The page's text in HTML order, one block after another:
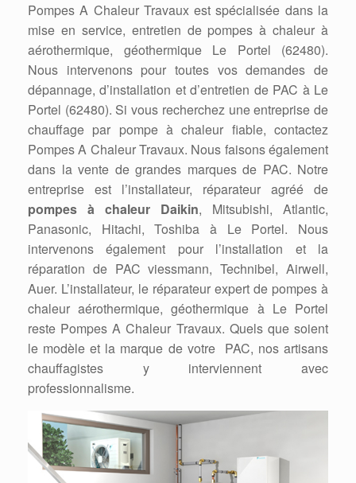
Pompes A Chaleur Travaux est spécialisée dans la
mise en service, entretien de pompes à chaleur à
aérothermique, géothermique Le Portel (62480).
Nous intervenons pour toutes vos demandes de
dépannage, d’installation et d’entretien de PAC à Le
Portel (62480). Si vous recherchez une entreprise de
chauffage par pompe à chaleur fiable, contactez
Pompes A Chaleur Travaux. Nous faisons également
dans la vente de grandes marques de PAC. Notre
entreprise est l’installateur, réparateur agréé de
pompes à chaleur Daikin, Mitsubishi, Atlantic,
Panasonic, Hitachi, Toshiba à Le Portel. Nous
intervenons également pour l’installation et la
réparation de PAC viessmann, Technibel, Airwell,
Auer. L’installateur, le réparateur expert de pompes à
chaleur aérothermique, géothermique à Le Portel
reste Pompes A Chaleur Travaux. Quels que soient
le modèle et la marque de votre PAC, nos artisans
chauffagistes y interviennent avec
professionnalisme.